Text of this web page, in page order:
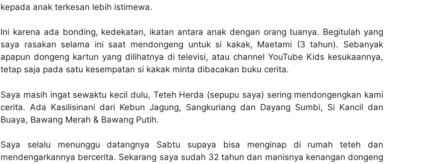
kepada anak terkesan lebih istimewa.
Ini karena ada bonding, kedekatan, ikatan antara anak dengan orang tuanya. Begitulah yang
saya rasakan selama ini saat mendongeng untuk si kakak, Maetami (3 tahun). Sebanyak
apapun dongeng kartun yang dilihatnya di televisi, atau channel YouTube Kids kesukaannya,
tetap saja pada satu kesempatan si kakak minta dibacakan buku cerita.
Saya masih ingat sewaktu kecil dulu, Teteh Herda (sepupu saya) sering mendongengkan kami
cerita. Ada Kasilisinani dari Kebun Jagung, Sangkuriang dan Dayang Sumbi, Si Kancil dan
Buaya, Bawang Merah & Bawang Putih.
Saya selalu menunggu datangnya Sabtu supaya bisa menginap di rumah teteh dan
mendengarkannya bercerita. Sekarang saya sudah 32 tahun dan manisnya kenangan dongeng